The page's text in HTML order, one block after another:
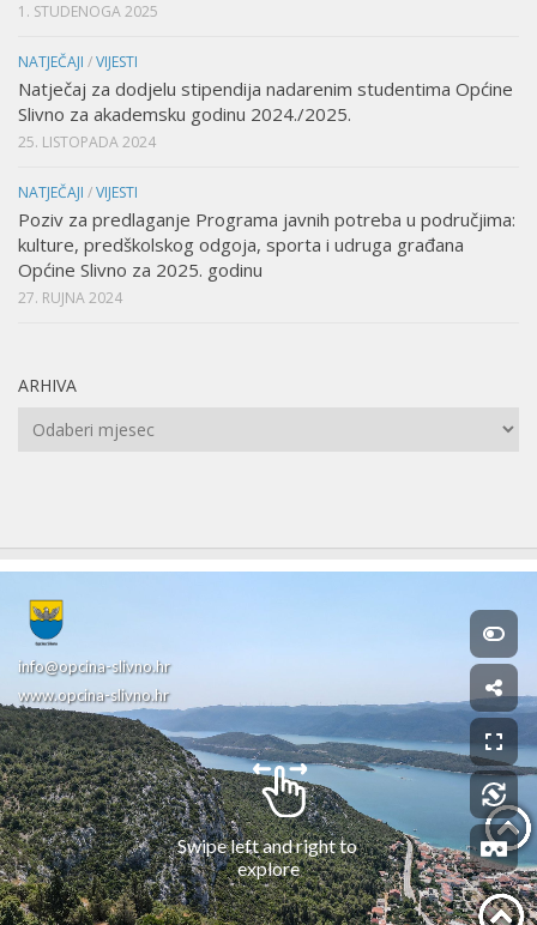
1. STUDENOGA 2025
NATJEČAJI /VIJESTI
Natječaj za dodjelu stipendija nadarenim studentima Općine
Slivno za akademsku godinu 2024./2025.
25. LISTOPADA 2024
NATJEČAJI /VIJESTI
Poziv za predlaganje Programa javnih potreba u područjima:
kulture, predškolskog odgoja, sporta i udruga građana
Općine Slivno za 2025. godinu
27. RUJNA 2024
ARHIVA
Arhiva